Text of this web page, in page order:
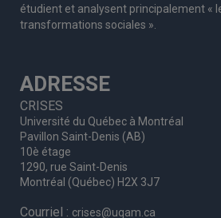
étudient et analysent principalement «
transformations sociales ».
ADRESSE
CRISES
Université du Québec à Montréal
Pavillon Saint-Denis (AB)
10è étage
1290, rue Saint-Denis
Montréal (Québec) H2X 3J7
Courriel : crises@uqam.ca